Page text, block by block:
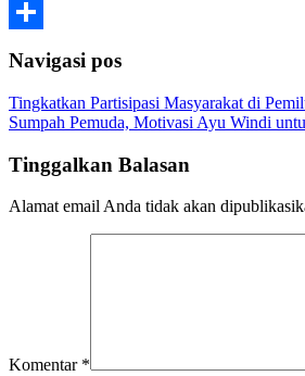
Line
Navigasi pos
Tingkatkan Partisipasi Masyarakat di
Sumpah Pemuda, Motivasi Ayu Windi
Tinggalkan Balasan
Alamat email Anda tidak akan
Komentar *